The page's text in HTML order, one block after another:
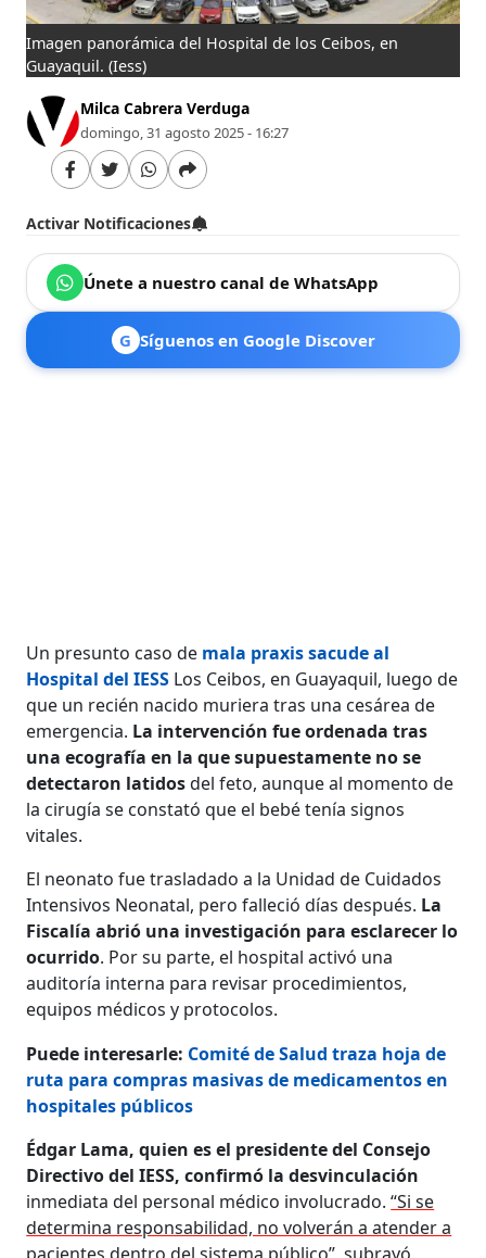
Imagen panorámica del Hospital de los Ceibos, en
Guayaquil. (Iess)
Milca Cabrera Verduga
domingo, 31 agosto 2025 - 16:27
Activar Notificaciones
Únete a nuestro canal de WhatsApp
G Síguenos en Google Discover
Un presunto caso de mala praxis sacude al
Hospital del IESS Los Ceibos, en Guayaquil, luego de
que un recién nacido muriera tras una cesárea de
emergencia. La intervención fue ordenada tras
una ecografía en la que supuestamente no se
detectaron latidosdel feto, aunque al momento de
la cirugía se constató que el bebé tenía signos
vitales.
El neonato fue trasladado a la Unidad de Cuidados
Intensivos Neonatal, pero falleció días después. La
Fiscalía abrió una investigación para esclarecer lo
ocurrido. Por su parte, el hospital activó una
auditoría interna para revisar procedimientos,
equipos médicos y protocolos.
Puede interesarle: Comité de Salud traza hoja de
ruta para compras masivas de medicamentos en
hospitales públicos
Édgar Lama, quien es el presidente del Consejo
Directivo del IESS, confirmó la desvinculación
inmediata del personal médico involucrado.“Si se
determina responsabilidad, no volverán a atender a